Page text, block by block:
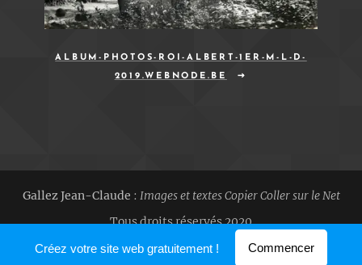
ALBUM-PHOTOS-ROI-ALBERT-1ER-M-L-D-
2019.WEBNODE.BE
Gallez Jean-Claude : Images et textes Copier Coller sur le Net
Tous droits réservés 2020
Optimisé parWebnode
Créez votre site web gratuitement ! Commencer